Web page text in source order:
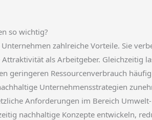
so wichtig?
zahlreiche Vorteile. Sie
als Arbeitgeber. Gleichzeitig
geringeren Ressourcenverbrauch
Unternehmensstrategien
Anforderungen im Bereich
nachhaltige Konzepte entwickeln,